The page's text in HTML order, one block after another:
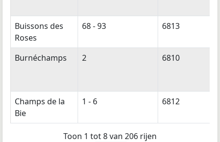
Buissons des
Roses
68 - 93 6813
Burnéchamps 2 6810
Champs de la
Bie
1 - 6 6812
Toon 1 tot 8 van 206 rijen